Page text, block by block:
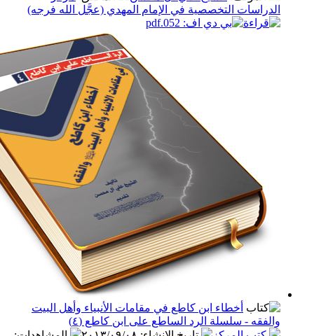
التخصصية في الإمام المهدي (عجَّل الله فرجه)
أخطاء ابن كاطع في مقامات الأنبياء وأهل البيت
- سلسلة الرد الساطع على ابن كاطع (٤)